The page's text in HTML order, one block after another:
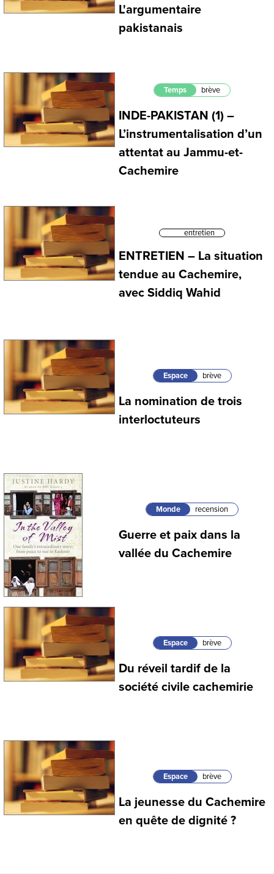
L'argumentaire
pakistanais
Temps brève
INDE-PAKISTAN (1) –
L’instrumentalisation d’un
attentat au Jammu-et-
Cachemire
entretien
ENTRETIEN – La situation
tendue au Cachemire,
avec Siddiq Wahid
Espace brève
La nomination de trois
interloctuteurs
Monde recension
Guerre et paix dans la
vallée du Cachemire
Espace brève
Du réveil tardif de la
société civile cachemirie
Espace brève
La jeunesse du Cachemire
en quête de dignité ?